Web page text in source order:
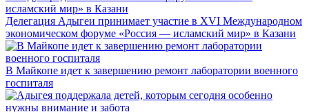
Делегация Адыгеи принимает участие в XVI Международном
экономическом форуме «Россия — исламский мир» в Казани
В Майкопе идет к завершению ремонт лаборатории военного
госпиталя